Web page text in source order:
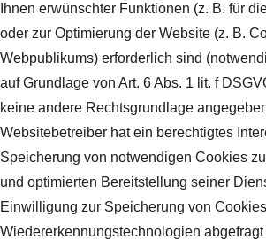
Ihnen erwünschter Funktionen (z. B. für
oder zur Optimierung der Website (z. B.
Webpublikums) erforderlich sind
auf Grundlage von Art. 6 Abs. 1 lit. f
keine andere Rechtsgrundlage
Websitebetreiber hat ein berechtigtes
Speicherung von notwendigen Cookies
und optimierten Bereitstellung seiner
Einwilligung zur Speicherung von
Wiedererkennungstechnologien